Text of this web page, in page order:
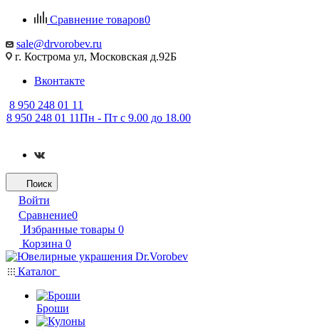
Сравнение товаров0
sale@drvorobev.ru
г. Кострома ул, Московская д.92Б
Вконтакте
8 950 248 01 11
8 950 248 01 11Пн - Пт с 9.00 до 18.00
Поиск
Войти
Сравнение0
Избранные товары 0
Корзина 0
Каталог
Броши